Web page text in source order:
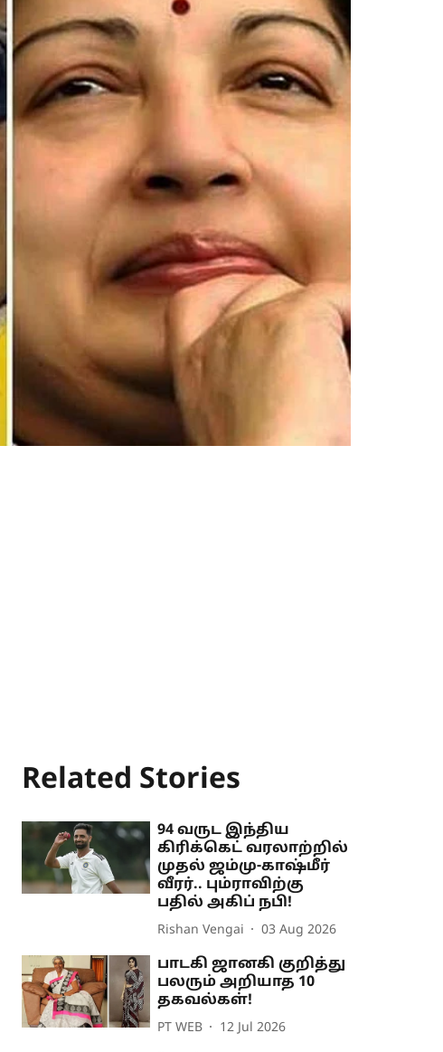
Related Stories
94 வருட இந்திய
கிரிக்கெட் வரலாற்றில்
முதல் ஜம்மு-காஷ்மீர்
வீரர்.. பும்ராவிற்கு
பதில் அகிப் நபி!
Rishan Vengai 03 Aug 2026
பாடகி ஜானகி குறித்து
பலரும் அறியாத 10
தகவல்கள்!
PT WEB 12 Jul 2026